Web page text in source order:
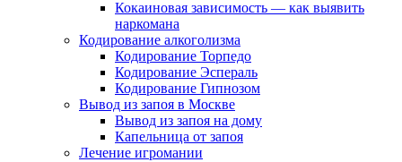
Кокаиновая зависимость — как выявить
наркомана
Кодирование алкоголизма
Кодирование Торпедо
Кодирование Эспераль
Кодирование Гипнозом
Вывод из запоя в Москве
Вывод из запоя на дому
Капельница от запоя
Лечение игромании